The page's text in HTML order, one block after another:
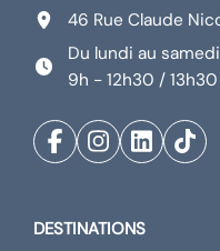
46 Rue Claude
Du lundi au samedi
9h - 12h30 / 13h30
DESTINATIONS